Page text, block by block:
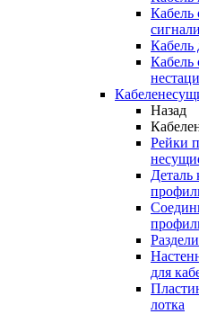
Кабель
Кабель
Кабель
Назад
Рейки
Деталь
для
лотка